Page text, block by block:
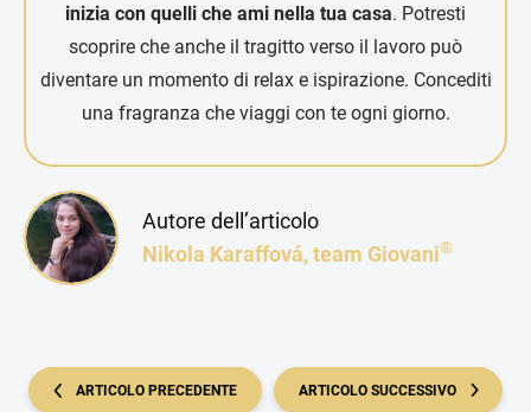
inizia con quelli che ami nella tua casa. Potresti
scoprire che anche il tragitto verso il lavoro può
diventare un momento di relax e ispirazione. Concediti
una fragranza che viaggi con te ogni giorno.
Autore dell’articolo
Nikola Karaffová, team Giovani®
ARTICOLO PRECEDENTE ARTICOLO SUCCESSIVO